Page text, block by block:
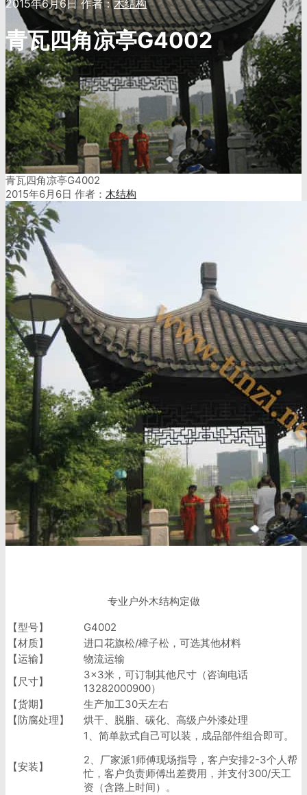
2015年6月6日作者：木结构
青瓦四角凉亭G4002
青瓦四角凉亭G4002
2015年6月6日 作者： 木结构
专业户外木结构定做
【型号】
G4002
【材质】
进口花旗松/樟子松，可选其他材料
【运输】
物流运输
【尺寸】
3×3米，可订制其他尺寸（咨询电话
13282000900）
【货期】
生产加工30天左右
【防腐处理】
烘干、脱脂、碳化、高级户外漆处理
【安装】
1、简单款式自己可以装，成品部件组合即可。
2、厂家派1师傅现场指导，客户安排2-3个人帮
忙，客户负责师傅出差费用，并支付300/天工
资（含路上时间）。